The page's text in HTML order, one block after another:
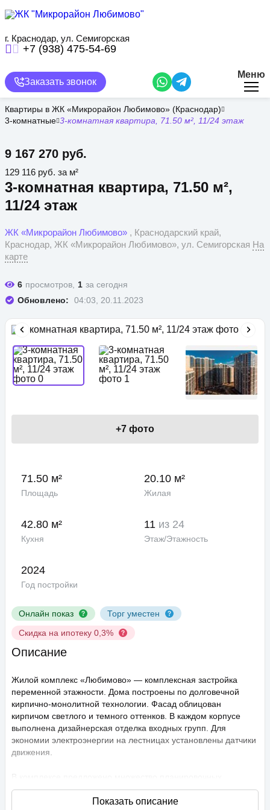
содержанию
г. Краснодар, ул. Семигорская
+7 (938) 475-54-69
Заказать звонок
Меню
Квартиры в ЖК «Микрорайон Любимово» (Краснодар)
3-комнатные 3-комнатная квартира, 71.50 м², 11/24 этаж
3-комнатная квартира, 71.50 м²,
11/24 этаж
9 167 270 руб.
ЖК «Микрорайон Любимово» , Краснодарский край,
Краснодар, ЖК «Микрорайон Любимово», ул. Семигорская На
карте
129 116 руб. за м²
6 просмотров, 1 за сегодня
Обновлено:
04:03, 20.11.2023
Онлайн показ
Торг уместен
Скидка на ипотеку 0,3%
+7 фото
71.50 м²
Площадь
20.10 м²
Жилая
42.80 м²
Кухня
11 из 24
Этаж/Этажность
2024
Год постройки
Описание
Жилой комплекс «Любимово» — комплексная застройка
переменной этажности. Дома построены по долговечной
кирпично-монолитной технологии. Фасад облицован
кирпичом светлого и темного оттенков. В каждом корпусе
выполнена дизайнерская отделка входных групп. Для
экономии электроэнергии на лестницах установлены датчики
движения.
решений: в наличии квартиры, как классического типа, так и
европланировки. Они сдаются с подчистовой отделкой,